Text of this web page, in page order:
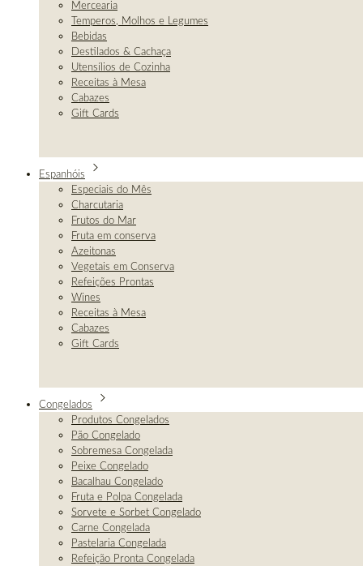
Mercearia
Temperos, Molhos e Legumes
Bebidas
Destilados & Cachaça
Utensílios de Cozinha
Receitas à Mesa
Cabazes
Gift Cards
Espanhóis
Especiais do Mês
Charcutaria
Frutos do Mar
Fruta em conserva
Azeitonas
Vegetais em Conserva
Refeições Prontas
Wines
Receitas à Mesa
Cabazes
Gift Cards
Congelados
Produtos Congelados
Pão Congelado
Sobremesa Congelada
Peixe Congelado
Bacalhau Congelado
Fruta e Polpa Congelada
Sorvete e Sorbet Congelado
Carne Congelada
Pastelaria Congelada
Refeição Pronta Congelada